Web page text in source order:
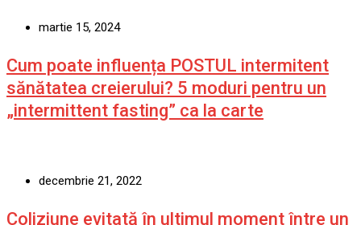
martie 15, 2024
Cum poate influența POSTUL intermitent
sănătatea creierului? 5 moduri pentru un
„intermittent fasting” ca la carte
decembrie 21, 2022
Coliziune evitată în ultimul moment între un